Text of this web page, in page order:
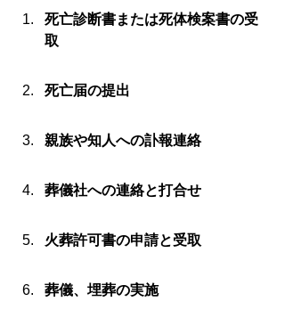
死亡診断書または死体検案書の受
取
死亡届の提出
親族や知人への訃報連絡
葬儀社への連絡と打合せ
火葬許可書の申請と受取
葬儀、埋葬の実施